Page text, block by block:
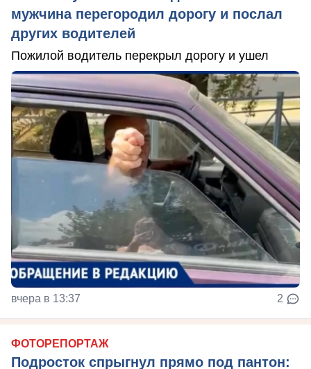
мужчина перегородил дорогу и послал
других водителей
Пожилой водитель перекрыл дорогу и ушел
вчера в 13:37 2
ФОТОРЕПОРТАЖ
Подросток спрыгнул прямо под пантон: